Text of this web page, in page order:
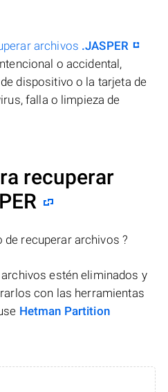
archivos .JASPER
o accidental,
dispositivo o la tarjeta de
falla o limpieza de
recuperar
de recuperar archivos ?
estén eliminados y
con las herramientas
Hetman Partition